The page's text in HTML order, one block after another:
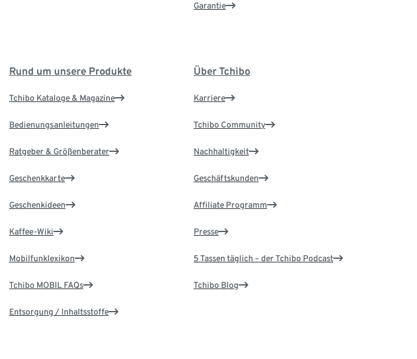
Garantie
Rund um unsere Produkte
Tchibo Kataloge & Magazine
Bedienungsanleitungen
Ratgeber & Größenberater
Geschenkkarte
Geschenkideen
Kaffee-Wiki
Mobilfunklexikon
Tchibo MOBIL FAQs
Entsorgung / Inhaltsstoffe
Über Tchibo
Karriere
Tchibo Community
Nachhaltigkeit
Geschäftskunden
Affiliate Programm
Presse
5 Tassen täglich – der Tchibo Podcast
Tchibo Blog